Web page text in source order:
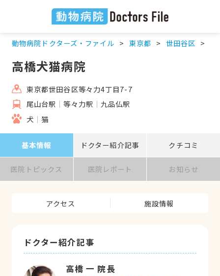
動物病院ドクターズ・ファイル 東京都 世田谷区
高橋犬猫病院
東京都世田谷区等々力4丁目7-7
尾山台駅
等々力駅
九品仏駅
犬
猫
基本情報 ドクター紹介記事 クチコミ
医院トピックス 医院レポート お知らせ
アクセス 施設情報
ドクター紹介記事
高橋 一 院長